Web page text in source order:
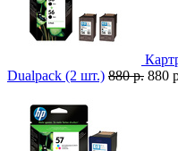
Dualpack (2 шт.) 880 р. 880